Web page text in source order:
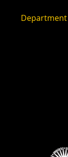
Department